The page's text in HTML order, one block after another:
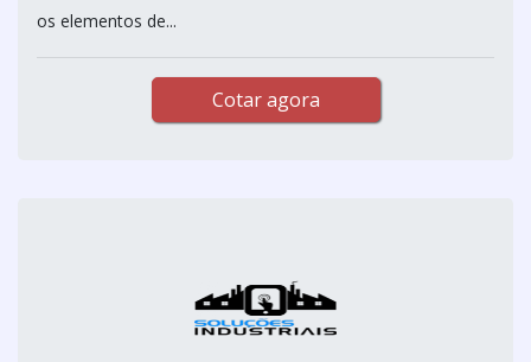
os elementos de...
Cotar agora